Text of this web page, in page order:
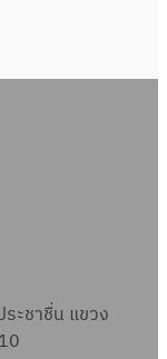
ะชาชื่น แขวง